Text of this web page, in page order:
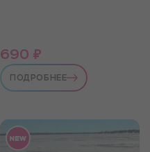
690 ₽
ПОДРОБНЕЕ